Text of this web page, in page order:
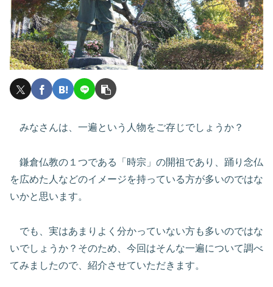
みなさんは、一遍という人物をご存じでしょうか？
鎌倉仏教の１つである「時宗」の開祖であり、踊り念仏
を広めた人などのイメージを持っている方が多いのではな
いかと思います。
でも、実はあまりよく分かっていない方も多いのではな
いでしょうか？そのため、今回はそんな一遍について調べ
てみましたので、紹介させていただきます。